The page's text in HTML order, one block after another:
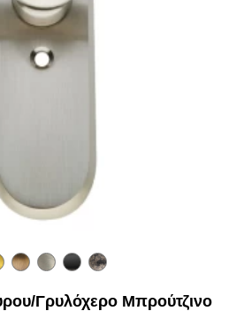
Γρυλόχερο Μπρούτζινο